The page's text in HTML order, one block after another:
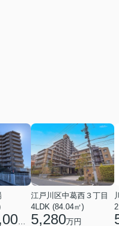
円
江戸川区中葛西３丁目
4LDK (84.04㎡)
5,280万円